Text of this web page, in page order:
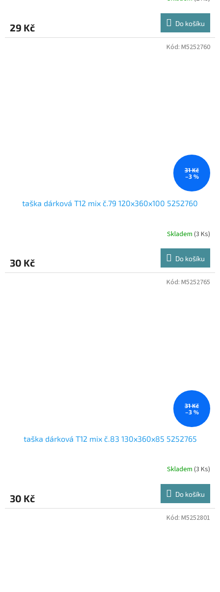
29 Kč Do košíku
31 Kč
–3 %
taška dárková T12 mix č.79 120x360x100 5252760
Skladem (3 Ks)
30 Kč Do košíku
Kód: M5252760
31 Kč
–3 %
taška dárková T12 mix č.83 130x360x85 5252765
Skladem (3 Ks)
30 Kč Do košíku
Kód: M5252765
Kód: M5252801